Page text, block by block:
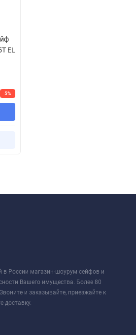
EL
5%
в России магазин-шоурум сейфов и
Вашего имущества. Более 80
и заказывайте, приезжайте к
доставку.